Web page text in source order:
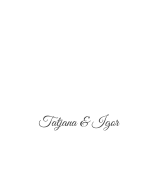
Tatjana & Igor